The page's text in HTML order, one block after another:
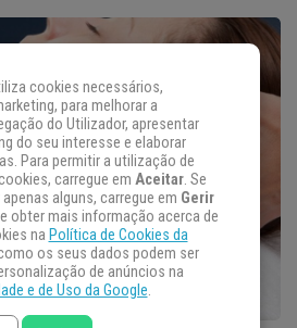
cookies necessários,
para melhorar a
do Utilizador, apresentar
do seu interesse e elaborar
Para permitir a utilização de
carregue em Aceitar. Se
alguns, carregue em Gerir
obter mais informação acerca de
na Política de Cookies da
os seus dados podem ser
de anúncios na
e de Uso da Google.